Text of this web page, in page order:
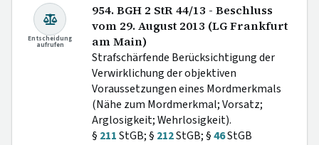
Entscheidung
aufrufen
954. BGH 2 StR 44/13 - Beschluss
vom 29. August 2013 (LG Frankfurt
am Main)
Strafschärfende Berücksichtigung der
Verwirklichung der objektiven
Voraussetzungen eines Mordmerkmals
(Nähe zum Mordmerkmal; Vorsatz;
Arglosigkeit; Wehrlosigkeit).
§ 211StGB; § 212StGB; §46StGB